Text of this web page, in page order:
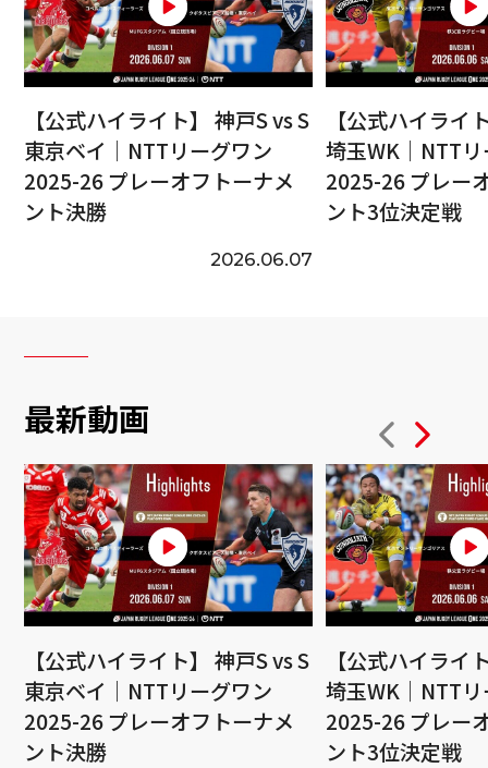
【公式ハイライト】 神戸S vs S
東京ベイ｜NTTリーグワン
2025-26 プレーオフトーナメ
ント決勝
2026.06.07
【公式ハイライ
埼玉WK｜NTT
2025-26 プレー
ント3位決定戦
最新動画
【公式ハイライト】 神戸S vs S
東京ベイ｜NTTリーグワン
2025-26 プレーオフトーナメ
ント決勝
【公式ハイライ
埼玉WK｜NTT
2025-26 プレー
ント3位決定戦